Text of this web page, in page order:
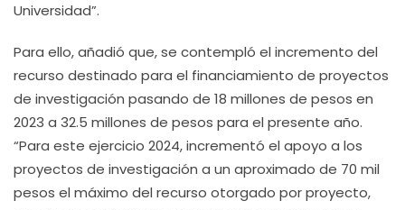
Universidad”.
Para ello, añadió que, se contempló el incremento del
recurso destinado para el financiamiento de proyectos
de investigación pasando de 18 millones de pesos en
2023 a 32.5 millones de pesos para el presente año.
“Para este ejercicio 2024, incrementó el apoyo a los
proyectos de investigación a un aproximado de 70 mil
pesos el máximo del recurso otorgado por proyecto,